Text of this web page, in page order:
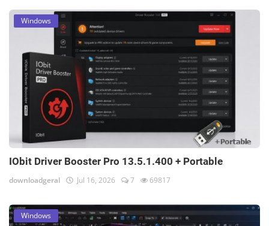
Windows
IObit Driver Booster Pro 13.5.1.400 + Portable
downloadgeral Jul 16, 2026 7 69817
Windows